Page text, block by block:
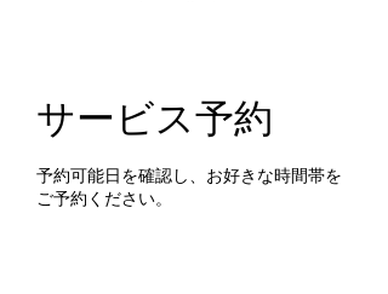
サービス予約
予約可能日を確認し、お好きな時間帯を
ご予約ください。